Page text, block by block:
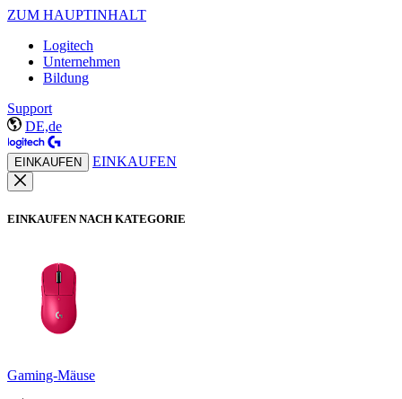
ZUM HAUPTINHALT
Logitech
Unternehmen
Bildung
Support
DE,de
EINKAUFEN EINKAUFEN
EINKAUFEN NACH KATEGORIE
Gaming-Mäuse